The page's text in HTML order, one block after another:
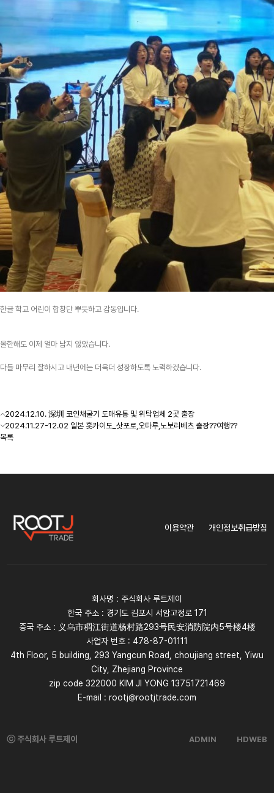
한글 학교 어린이 합창단 뿌듯하고 감동입니다.
올한해도 이제 얼마 남지 않았습니다.
다들 마무리 잘하시고 내년에는 더욱더 성장하도록 노력하겠습니다.
2024.12.10. 深圳 코인채굴기 도매유통 및 위탁업체 2곳 출장
2024.11.27-12.02 일본 홋카이도_삿포로,오타루,노보리베츠 출장??여행??
목록
이용약관 개인정보취급방침
회사명 : 주식회사 루트제이
한국 주소 : 경기도 김포시 서암고정로 171
중국 주소 : 义乌市稠江街道杨村路293号民安消防院内5号楼4楼
사업자 번호 : 478-87-01111
4th Floor, 5 building, 293 Yangcun Road, choujiang street, Yiwu
City, Zhejiang Province
zip code 322000 KIM JI YONG 13751721469
E-mail : rootj@rootjtrade.com
ⓒ 주식회사 루트제이 ADMIN HDWEB